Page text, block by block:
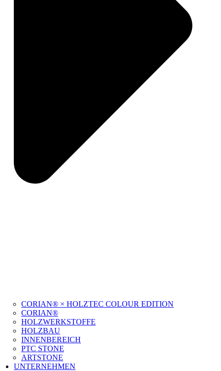
CORIAN® × HOLZTEC COLOUR EDITION
CORIAN®
HOLZWERKSTOFFE
HOLZBAU
INNENBEREICH
PTC STONE
ARTSTONE
UNTERNEHMEN